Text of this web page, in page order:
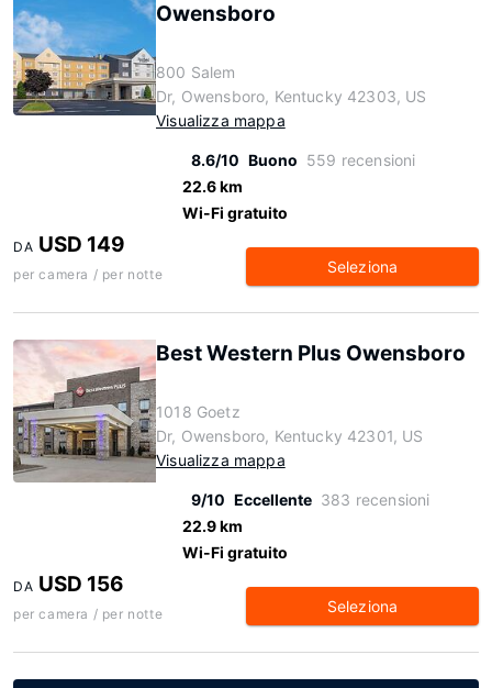
Owensboro
800 Salem
Dr, Owensboro, Kentucky 42303, US
Visualizza mappa
8.6/10 Buono 559 recensioni
22.6 km
Wi-Fi gratuito
DA USD 149
per camera / per notte Seleziona
Best Western Plus Owensboro
1018 Goetz
Dr, Owensboro, Kentucky 42301, US
Visualizza mappa
9/10 Eccellente 383 recensioni
22.9 km
Wi-Fi gratuito
DA USD 156
per camera / per notte Seleziona